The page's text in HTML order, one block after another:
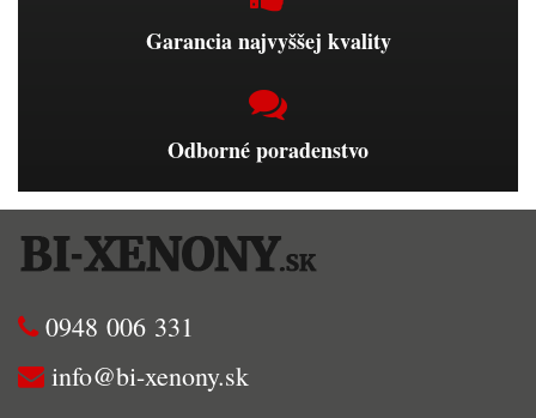
Garancia najvyššej kvality
Odborné poradenstvo
0948 006 331
info@bi-xenony.sk